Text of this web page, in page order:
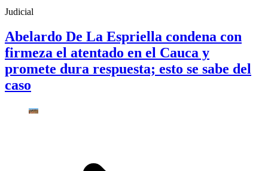
Judicial
Abelardo De La Espriella condena con
firmeza el atentado en el Cauca y
promete dura respuesta; esto se sabe del
caso